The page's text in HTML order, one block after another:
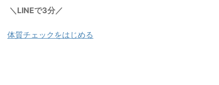
＼LINEで3分／
体質チェックをはじめる